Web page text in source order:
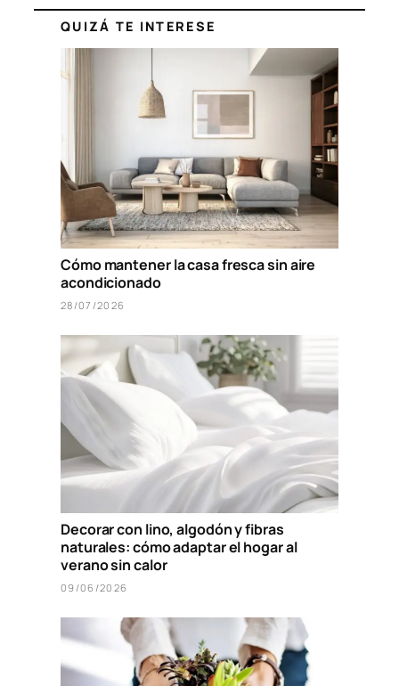
QUIZÁ TE INTERESE
Cómo mantener la casa fresca sin aire
acondicionado
28/07/2026
Decorar con lino, algodón y fibras
naturales: cómo adaptar el hogar al
verano sin calor
09/06/2026